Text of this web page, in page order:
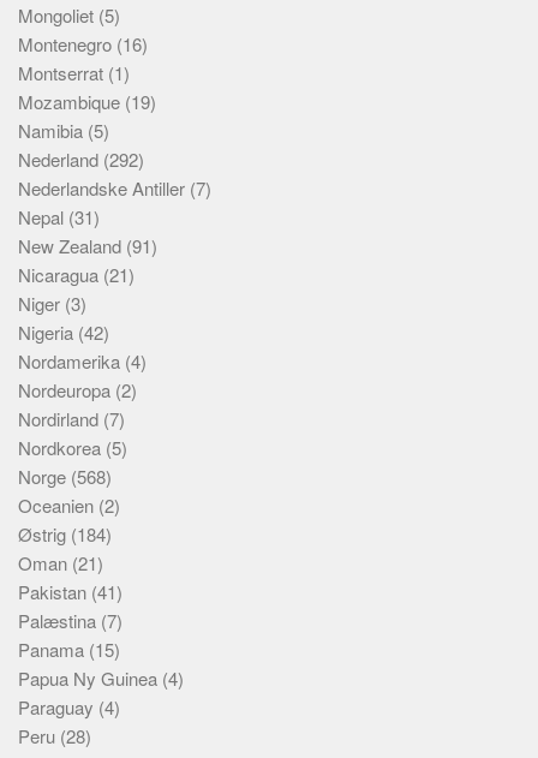
Mongoliet (5)
Montenegro (16)
Montserrat (1)
Mozambique (19)
Namibia (5)
Nederland (292)
Nederlandske Antiller (7)
Nepal (31)
New Zealand (91)
Nicaragua (21)
Niger (3)
Nigeria (42)
Nordamerika (4)
Nordeuropa (2)
Nordirland (7)
Nordkorea (5)
Norge (568)
Oceanien (2)
Østrig (184)
Oman (21)
Pakistan (41)
Palæstina (7)
Panama (15)
Papua Ny Guinea (4)
Paraguay (4)
Peru (28)